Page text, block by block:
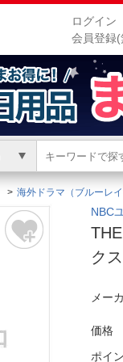
ログイン
会員登録(
海外ドラマ（ブルーレイ
NBC
ク
メー
価格
ポイ